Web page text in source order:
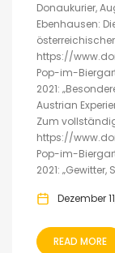
Donaukurier,
Ebenhausen:
https://
Pop-im-
2021:
Austrian
Zum
https://
Pop-im-
2021: „Gewitter,
Dezember
READ MORE